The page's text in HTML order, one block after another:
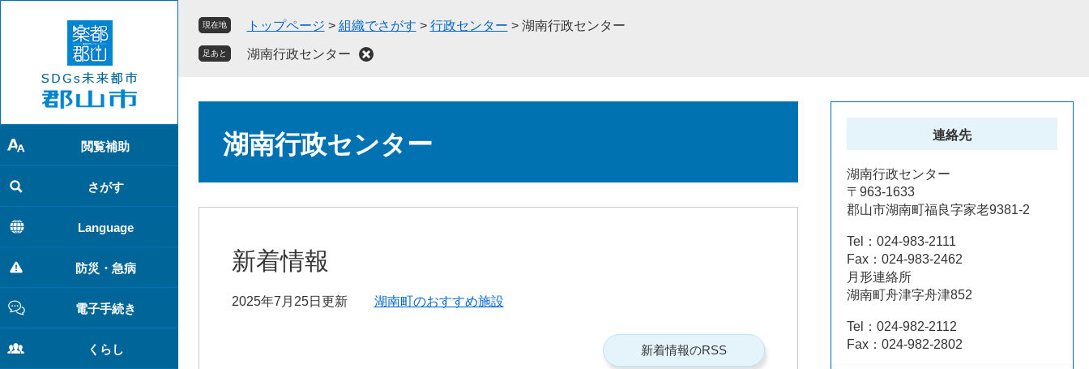
で
す
。
ば
し
て
本
文
へ
閲覧補助
さがす
Language
防災・急病
電子手続き
くらし
現在地 トップページ > 組織でさがす > 行政センター > 湖南行政センター
足あと 湖南行政センター
湖南行政センター
新着情報
2025年7月25日更新 湖南町のおすすめ施設
新着情報のRSS
連絡先
湖南行政センター
〒963-1633
郡山市湖南町福良字家老9381-2
Tel：024-983-2111
Fax：024-983-2462
月形連絡所
湖南町舟津字舟津852
Tel：024-982-2112
Fax：024-982-2802